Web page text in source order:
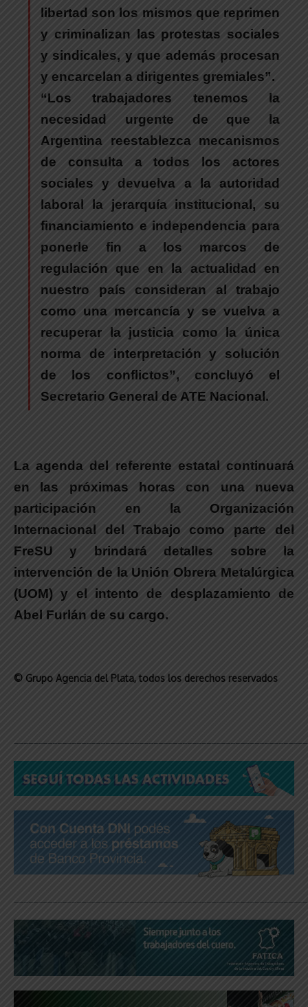
libertad son los mismos que reprimen
y criminalizan las protestas sociales
y sindicales, y que además procesan
y encarcelan a dirigentes gremiales”.
“Los trabajadores tenemos la
necesidad urgente de que la
Argentina reestablezca mecanismos
de consulta a todos los actores
sociales y devuelva a la autoridad
laboral la jerarquía institucional, su
financiamiento e independencia para
ponerle fin a los marcos de
regulación que en la actualidad en
nuestro país consideran al trabajo
como una mercancía y se vuelva a
recuperar la justicia como la única
norma de interpretación y solución
de los conflictos”, concluyó el
Secretario General de ATE Nacional.
La agenda del referente estatal continuará
en las próximas horas con una nueva
participación en la Organización
Internacional del Trabajo como parte del
FreSU y brindará detalles sobre la
intervención de la Unión Obrera Metalúrgica
(UOM) y el intento de desplazamiento de
Abel Furlán de su cargo.
© Grupo Agencia del Plata, todos los derechos reservados